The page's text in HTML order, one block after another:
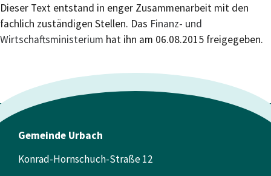
Dieser Text entstand in enger Zusammenarbeit mit den
fachlich zuständigen Stellen. Das Finanz- und
Wirtschaftsministerium hat ihn am 06.08.2015 freigegeben.
Gemeinde Urbach
Konrad-Hornschuch-Straße 12